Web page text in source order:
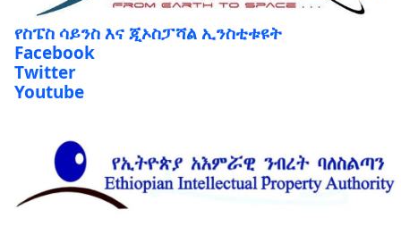
የስፔስ ሳይንስ እና ጂኦስፓሻል ኢንስቲቱዩት
Facebook
Twitter
Youtube